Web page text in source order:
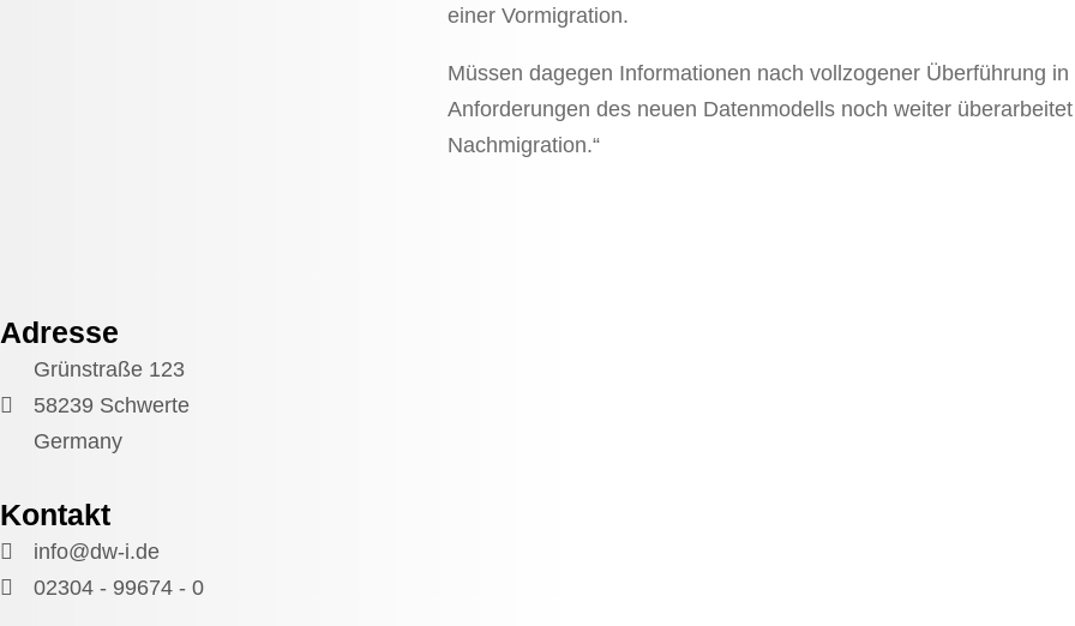
einer Vormigration.
Müssen dagegen Informationen nach vollzogener Überführung
Anforderungen des neuen Datenmodells noch weiter
Nachmigration.“
Adresse
Grünstraße 123
58239 Schwerte
Germany
Kontakt
info@dw-i.de
02304 - 99674 - 0